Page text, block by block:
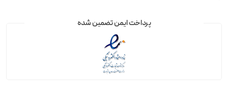
پرداخت ایمن تضمین شده